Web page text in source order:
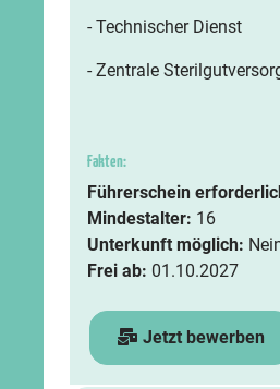
- Technischer Dienst
- Zentrale
Fakten:
Führerschein
Mindestalter: 16
Unterkunft möglich:
Frei ab: 01.10.2027
Jetzt bewerben